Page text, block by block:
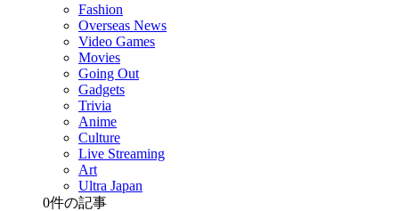
Fashion
Overseas News
Video Games
Movies
Going Out
Gadgets
Trivia
Anime
Culture
Live Streaming
Art
Ultra Japan
0件の記事